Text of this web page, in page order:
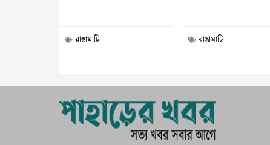
রাঙামাটি রাঙামাটি